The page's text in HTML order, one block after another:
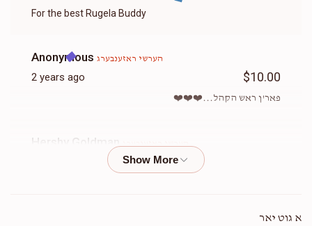
For the best Rugela Buddy
Anonymous הערשי ראזענבערג
2 years ago $10.00
פאר'ן ראש הקהל...❤️❤️❤️
Hershy Goldman
א גוט יאר